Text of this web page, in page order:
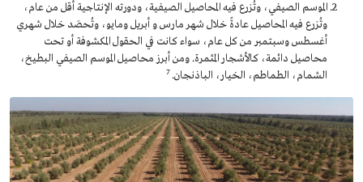
الموسم الصيفي، وتُزرع فيه المحاصيل الصيفية، ودورته الإنتاجية أقل من عام،
وتُزرع فيه المحاصيل عادةً خلال شهر مارس و أبريل ومايو، وتُحصَد خلال شهري
أغسطس وسبتمبر من كل عام، سواء كانت في الحقول المكشوفة أو تحت
محاصيل دائمة، كالأشجار المثمرة. ومن أبرز محاصيل الموسم الصيفي البطيخ،
الشمام، الطماطم، الخيار، الباذنجان. 7